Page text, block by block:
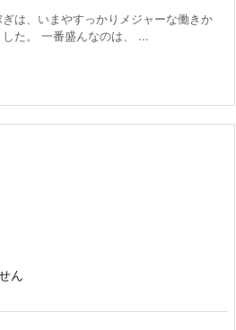
は、いまやすっかりメジャーな働きか
した。 一番盛んなのは、 ...
ん